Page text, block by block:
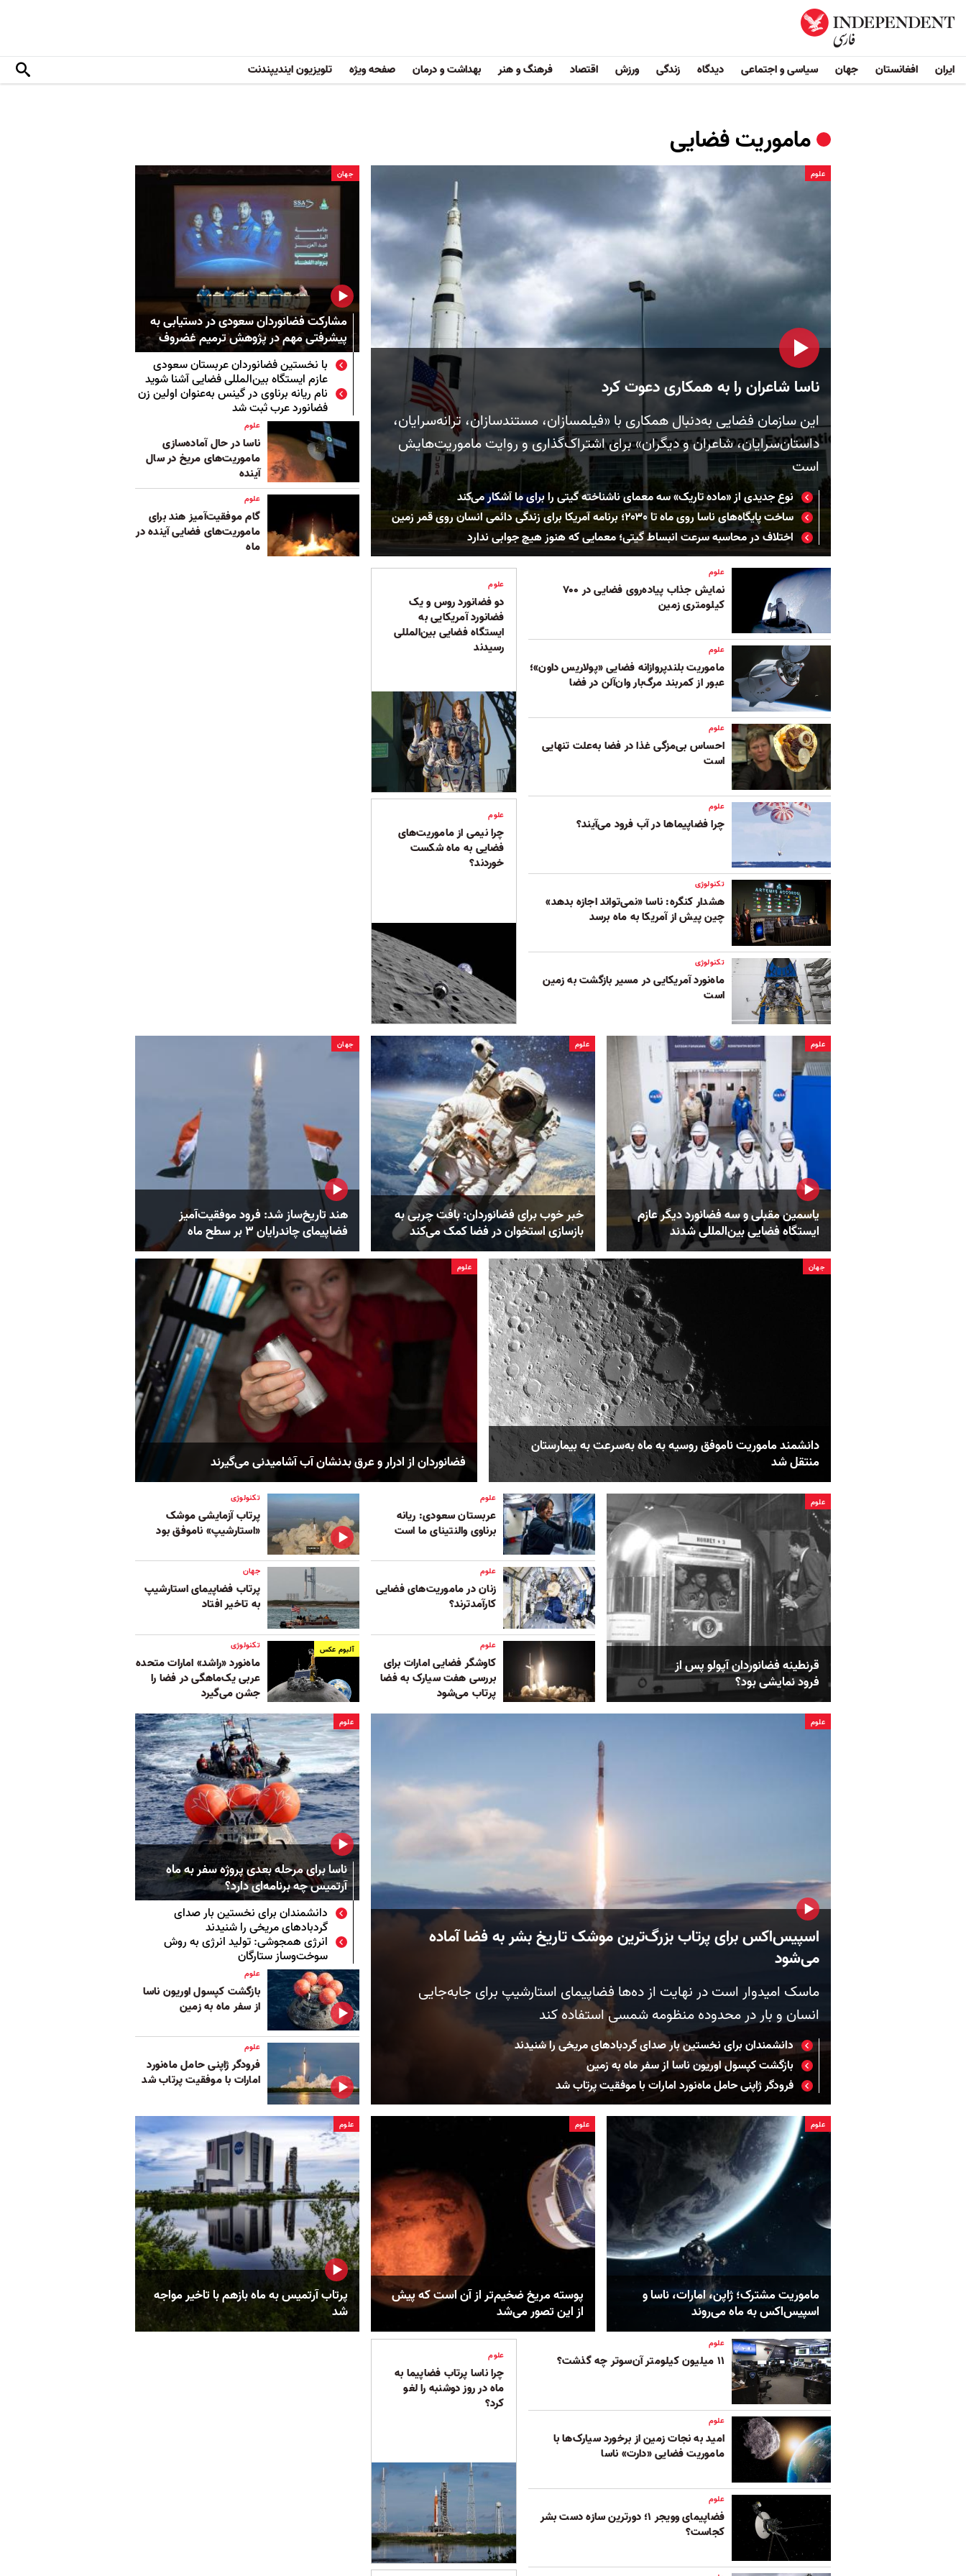
ایران افغانستان جهان سیاسی و اجتماعی دیدگاه زندگی ورزش اقتصاد فرهنگ و هنر بهداشت و درمان صفحه ویژه تلویزیون ایندیپندنت
ماموریت فضایی
علوم
ناسا شاعران را به همکاری دعوت کرد
این سازمان فضایی به‌دنبال همکاری با «فیلمسازان، مستندسازان، ترانه‌سرایان،
داستان‌سرایان، شاعران و دیگران» برای اشتراک‌گذاری و روایت ماموریت‌هایش
است
نوع جدیدی از «ماده تاریک» سه معمای ناشناخته گیتی را برای ما آشکار می‌کند
ساخت پایگاه‌های ناسا روی ماه تا ۲۰۳۰؛ برنامه آمریکا برای زندگی دائمی انسان روی قمر زمین
اختلاف در محاسبه سرعت انبساط گیتی؛ معمایی که هنوز هیچ جوابی ندارد
جهان
مشارکت فضانوردان سعودی در دستیابی به
پیشرفتی مهم در پژوهش ترمیم غضروف
با نخستین فضانوردان عربستان سعودی
عازم ایستگاه بین‌المللی فضایی‌ آشنا شوید
نام ریانه برناوی در گینس به‌عنوان اولین زن
فضانورد عرب ثبت شد
علوم
ناسا در حال آماده‌سازی
ماموریت‌های مریخ در سال
آینده
علوم
گام موفقیت‌آمیز هند برای
ماموریت‌های فضایی آینده در
ماه
علوم
نمایش جذاب پیاده‌روی فضایی در ۷۰۰
کیلومتری زمین
علوم
ماموریت بلندپروازانه فضایی «پولاریس داون»؛
عبور از کمربند مرگ‌بار وان‌آلن در فضا
علوم
احساس بی‌مزگی غذا در فضا به‌‌‌علت تنهایی
است
علوم
چرا فضاپیماها در آب فرود می‌آیند؟
تکنولوژی
هشدار کنگره:‌ ناسا «نمی‌تواند اجازه بدهد»
چین پیش از آمریکا به ماه برسد
تکنولوژی
ماه‌نورد آمریکایی در مسیر بازگشت به زمین
است
علوم
دو فضانورد روس و یک
فضانورد آمریکایی به
ایستگاه فضایی بین‌المللی
رسیدند
علوم
چرا نیمی از ماموریت‌های
فضایی به ماه شکست
خوردند؟
علوم
یاسمین مقبلی و سه فضانورد دیگر عازم
ایستگاه فضایی بین‌المللی شدند
علوم
خبر خوب برای فضانوردان: بافت چربی به
بازسازی استخوان در فضا کمک می‌کند
جهان
هند تاریخ‌ساز شد: فرود موفقیت‌آمیز
فضاپیمای چاندرایان ۳‏‎ ‎بر سطح ماه ‏
جهان
دانشمند ماموریت ناموفق روسیه به ماه به‌سرعت به بیمارستان
منتقل شد
علوم
فضانوردان از ادرار و عرق بدنشان آب آشامیدنی می‌گیرند
علوم
قرنطینه فضانوردان آپولو پس از
فرود نمایشی بود؟
علوم
عربستان سعودی: ریانه
برناوی والنتینای ما است
علوم
زنان در ماموریت‌های فضایی
کارآمدترند؟
علوم
کاوشگر فضایی امارات برای
بررسی هفت سیارک به فضا
پرتاب می‌شود
تکنولوژی
پرتاب آزمایشی موشک
«استارشیپ» ناموفق بود
جهان
پرتاب فضاپیمای استارشیپ
به تاخیر افتاد
آلبوم عکس تکنولوژی
ماه‌نورد «راشد» امارات متحده
عربی یک‌ماهگی در فضا را
جشن می‌گیرد
علوم
اسپیس‌اکس برای پرتاب بزرگ‌ترین موشک تاریخ بشر به فضا آماده
می‌شود
ماسک امیدوار است در نهایت از ده‌ها فضاپیمای استارشیپ برای جابه‌جایی
انسان و بار در محدوده منظومه شمسی استفاده کند
دانشمندان برای نخستین بار صدای گردبادهای مریخی را شنیدند
بازگشت کپسول اوریون ناسا از سفر ماه به زمین
فرودگر ژاپنی حامل ماه‌نورد امارات با موفقیت پرتاب شد
علوم
ناسا برای مرحله بعدی پروژه سفر به ماه
آرتمیس چه برنامه‌ای دارد؟
دانشمندان برای نخستین بار صدای
گردبادهای مریخی را شنیدند
انرژی همجوشی: تولید انرژی به روش
سوخت‌و‌ساز ستارگان
علوم
بازگشت کپسول اوریون ناسا
از سفر ماه به زمین
علوم
فرودگر ژاپنی حامل ماه‌نورد
امارات با موفقیت پرتاب شد
علوم
ماموریت مشترک؛ ژاپن، امارات، ناسا و
اسپیس‌اکس به ماه می‌روند
علوم
پوسته مریخ ضخیم‌تر از آن است که پیش
از این تصور می‌شد
علوم
پرتاب آرتمیس به ماه بازهم با تاخیر مواجه
شد
علوم
۱۱ میلیون کیلومتر آن‌سوتر چه گذشت؟
علوم
امید به نجات زمین از برخورد سیارک‌ها با
ماموریت فضایی «دارت» ناسا
علوم
فضاپیمای وویجر ۱؛ دورترین سازه دست بشر
کجاست؟
علوم
چرا ناسا پرتاب فضاپیما به
ماه در روز دوشنبه را لغو
کرد؟